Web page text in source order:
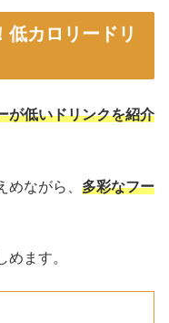
低カロリードリ
が低いドリンクを紹介
ながら、 多彩なフー
ます。